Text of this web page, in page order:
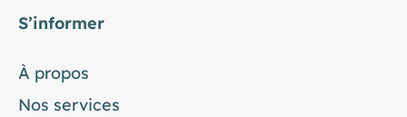
S’informer
À propos
Nos services